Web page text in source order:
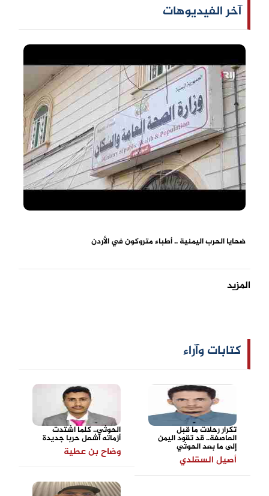
آخر الفيديوهات
ضحايا الحرب اليمنية .. أطباء متروكون في الأردن
المزيد
كتابات وآراء
تكرار رحلات ما قبل
العاصفة.. قد تقود اليمن
إلى ما بعد الحوثي
أصيل السقلدي
الحوثي.. كلما اشتدت
أزماته أشعل حربا جديدة
وضاح بن عطية